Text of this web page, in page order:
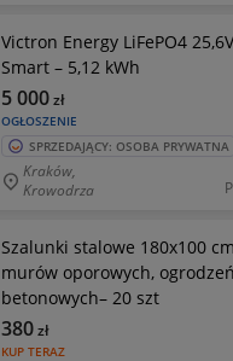
Victron Energy LiFePO4
Smart – 5,12 kWh
OGŁOSZENIE
5 000zł
SPRZEDAJĄCY: OSOBA PRYWATNA
Kraków,
Krowodrza
Szalunki stalowe 180x100
murów oporowych, ogrodzeń
betonowych– 20 szt
KUP TERAZ
380zł